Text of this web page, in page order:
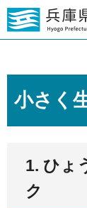
小さく
1. ひょ
ク